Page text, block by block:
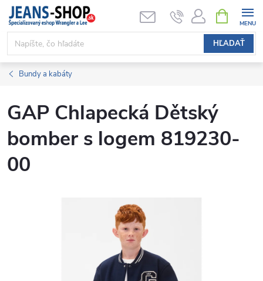
Prejsť
obsah
HĽADAŤ
KOŠÍK
Bundy a kabáty
GAP Chlapecká Dětský
bomber s logem 819230-
00